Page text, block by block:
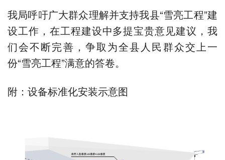
我局呼吁广大群众理解并支持我县“雪亮工程”建
设工作，在工程建设中多提宝贵意见建议，我
们会不断完善，争取为全县人民群众交上一
份“雪亮工程”满意的答卷。
附：设备标准化安装示意图